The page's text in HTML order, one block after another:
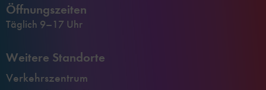
Öffnungszeiten
Täglich 9–17 Uhr
Weitere Standorte
Verkehrszentrum